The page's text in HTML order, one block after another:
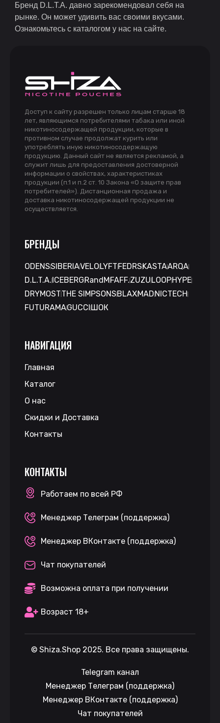
Бренд D.L.T.A. давно зарекомендовал себя на
рынке. Он может удивить вас своими вкусами.
Ознакомьтесь с каталогом у нас на сайте.
Доступ к сайту разрешен только лицам старше 18
лет, являющимся потребителями табака или иной
никотиносодержащей продукции, которые в
противном случае продолжат курить или
употреблять иную никотиносодержащую
продукцию. Данный сайт не является рекламой, а
служит лишь для предоставления достоверной
информации о свойствах, характеристиках
продукции (п.1 и п.2 ст. 10 Закона «О защите прав
потребителей»). Дистанционная продажа и
доставка никотиносодержащей продукции не
осуществляется.
БРЕНДЫ
ODENSSIBERIAVELO LYFT FEDRS KASTAARQA
D.L.T.A. ICEBERG RandM FAFF.ZUZU LOOPHYPE
DRYMOSTTHE SIMPSONS BLAXMAD NICTECH
FUTURAMAGUCCI ШОК
НАВИГАЦИЯ
Главная
Каталог
О нас
Скидки и Доставка
Контакты
КОНТАКТЫ
Работаем по всей РФ
Менеджер Телеграм (поддержка)
Менеджер ВКонтакте (поддержка)
Чат покупателей
Возможна оплата при получении
Возраст 18+
© Shiza.Shop 2025. Все права защищены.
Telegram канал
Менеджер Телеграм (поддержка)
Менеджер ВКонтакте (поддержка)
Чат покупателей